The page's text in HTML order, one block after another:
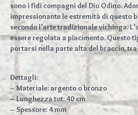
sono i fidi compagni del Dio Odino.
impressionante le estremità di questo
secondo l’arte tradizionale vichinga.
essere regolata a piacimento. Questo
portarsi nella parte alta del braccio,
Dettagli:
– Materiale: argento o bronzo
– Lunghezza tot: 40 cm
– Spessore: 4 mm